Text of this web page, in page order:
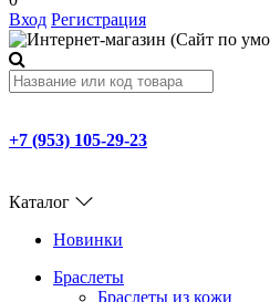
Вход Регистрация
+7 (953) 105-29-23
Каталог
Новинки
Браслеты
Браслеты из кожи